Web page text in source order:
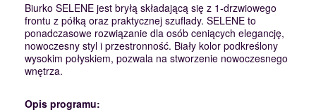
Biurko SELENE jest bryłą składającą się z 1-drzwiowego
frontu z półką oraz praktycznej szuflady. SELENE to
ponadczasowe rozwiązanie dla osób ceniących elegancję,
nowoczesny styl i przestronność. Biały kolor podkreślony
wysokim połyskiem, pozwala na stworzenie nowoczesnego
wnętrza.
Opis programu: